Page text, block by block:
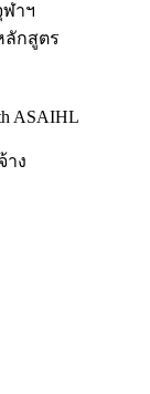
าฯ
ลักสูตร
ASAIHL
าง